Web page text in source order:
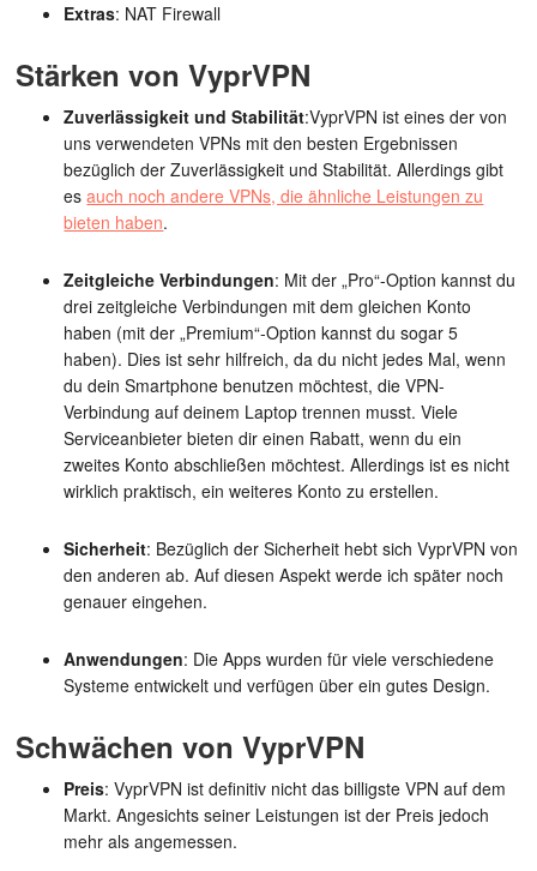
Extras: NAT Firewall
Stärken von VyprVPN
Zuverlässigkeit und Stabilität:VyprVPN ist eines der von
uns verwendeten VPNs mit den besten Ergebnissen
bezüglich der Zuverlässigkeit und Stabilität. Allerdings gibt
esauch noch andere VPNs, die ähnliche Leistungen zu
bieten haben.
Zeitgleiche Verbindungen: Mit der „Pro“-Option kannst du
drei zeitgleiche Verbindungen mit dem gleichen Konto
haben (mit der „Premium“-Option kannst du sogar 5
haben). Dies ist sehr hilfreich, da du nicht jedes Mal, wenn
du dein Smartphone benutzen möchtest, die VPN-
Verbindung auf deinem Laptop trennen musst. Viele
Serviceanbieter bieten dir einen Rabatt, wenn du ein
zweites Konto abschließen möchtest. Allerdings ist es nicht
wirklich praktisch, ein weiteres Konto zu erstellen.
Sicherheit: Bezüglich der Sicherheit hebt sich VyprVPN von
den anderen ab. Auf diesen Aspekt werde ich später noch
genauer eingehen.
Anwendungen: Die Apps wurden für viele verschiedene
Systeme entwickelt und verfügen über ein gutes Design.
Schwächen von VyprVPN
Preis: VyprVPN ist definitiv nicht das billigste VPN auf dem
Markt. Angesichts seiner Leistungen ist der Preis jedoch
mehr als angemessen.